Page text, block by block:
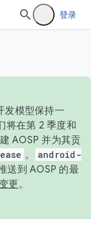
登录
发模型保持一
将在第 2 季度和
AOSP 并为其贡
。
android-
送到 AOSP 的最
更。